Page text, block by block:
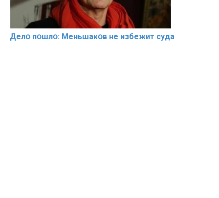
Делօ пօшлօ: Меньшакօв не избeжит cyдa